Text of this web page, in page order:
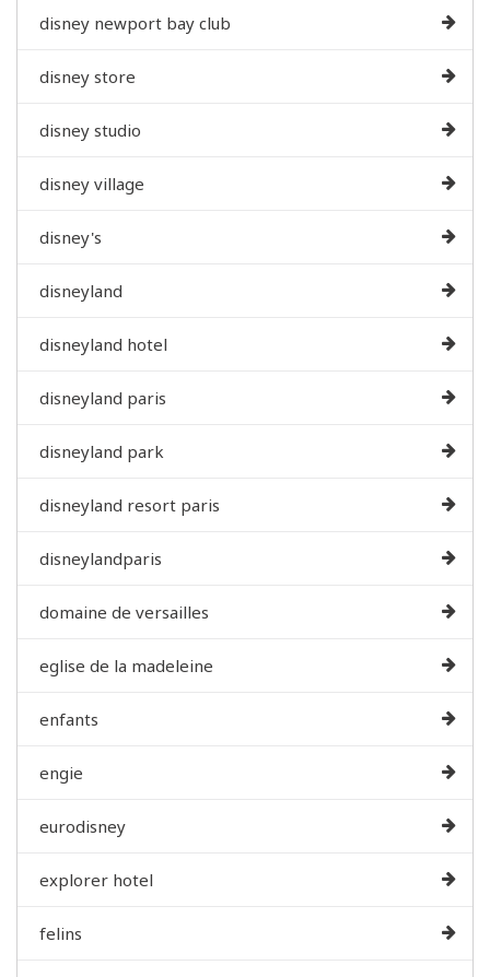
disney newport bay club
disney store
disney studio
disney village
disney's
disneyland
disneyland hotel
disneyland paris
disneyland park
disneyland resort paris
disneylandparis
domaine de versailles
eglise de la madeleine
enfants
engie
eurodisney
explorer hotel
felins